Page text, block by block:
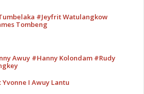
#Jeyfrit Watulangkow
Tombeng
Awuy #Hanny Kolondam #Rudy
I Awuy Lantu